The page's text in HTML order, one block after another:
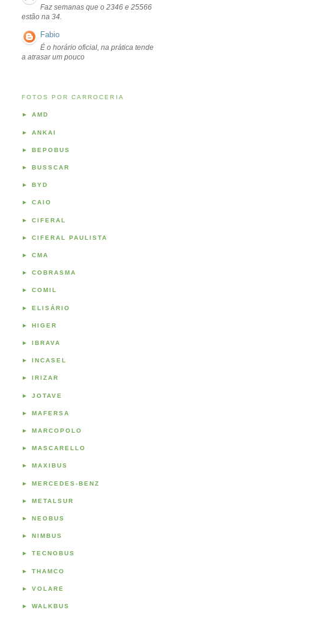
Faz semanas que o 2346 e 25566
estão na 34.
Fabio
É o horário oficial, na prática tende
a atrasar um pouco
FOTOS POR CARROCERIA
► AMD
► ANKAI
► BEPOBUS
► BUSSCAR
► BYD
► CAIO
► CIFERAL
► CIFERAL PAULISTA
► CMA
► COBRASMA
► COMIL
► ELISÁRIO
► HIGER
► IBRAVA
► INCASEL
► IRIZAR
► JOTAVE
► MAFERSA
► MARCOPOLO
► MASCARELLO
► MAXIBUS
► MERCEDES-BENZ
► METALSUR
► NEOBUS
► NIMBUS
► TECNOBUS
► THAMCO
► VOLARE
► WALKBUS